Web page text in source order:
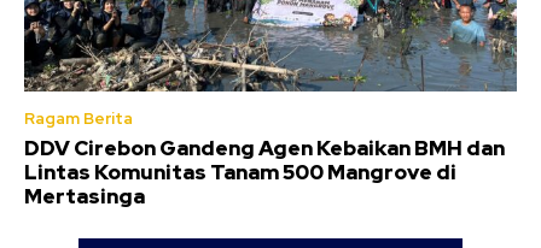
Ragam Berita
DDV Cirebon Gandeng Agen Kebaikan BMH dan
Lintas Komunitas Tanam 500 Mangrove di
Mertasinga